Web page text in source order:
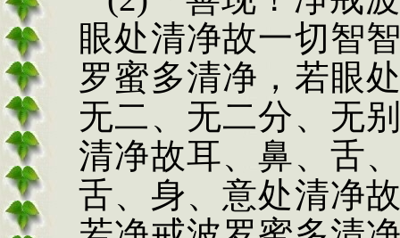
眼处清净故一切智
罗蜜多清净，若眼
无二、无二分、无
清净故耳、鼻、舌
舌、身、意处清净